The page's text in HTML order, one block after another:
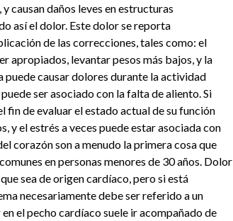
causan daños leves en estructuras
así el dolor. Este dolor se reporta
de las correcciones, tales como: el
apropiados, levantar pesos más bajos, y la
puede causar dolores durante la actividad
ser asociado con la falta de aliento. Si
fin de evaluar el estado actual de su función
el estrés a veces puede estar asociada con
corazón son a menudo la primera cosa que
en personas menores de 30 años. Dolor
sea de origen cardíaco, pero si está
necesariamente debe ser referido a un
el pecho cardíaco suele ir acompañado de